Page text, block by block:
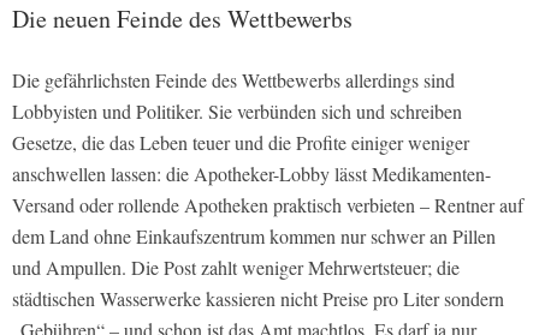
Die neuen Feinde des Wettbewerbs
Die gefährlichsten Feinde des Wettbewerbs allerdings sind
Lobbyisten und Politiker. Sie verbünden sich und schreiben
Gesetze, die das Leben teuer und die Profite einiger weniger
anschwellen lassen: die Apotheker-Lobby lässt Medikamenten-
Versand oder rollende Apotheken praktisch verbieten – Rentner auf
dem Land ohne Einkaufszentrum kommen nur schwer an Pillen
und Ampullen. Die Post zahlt weniger Mehrwertsteuer; die
städtischen Wasserwerke kassieren nicht Preise pro Liter sondern
„Gebühren“ – und schon ist das Amt machtlos. Es darf ja nur